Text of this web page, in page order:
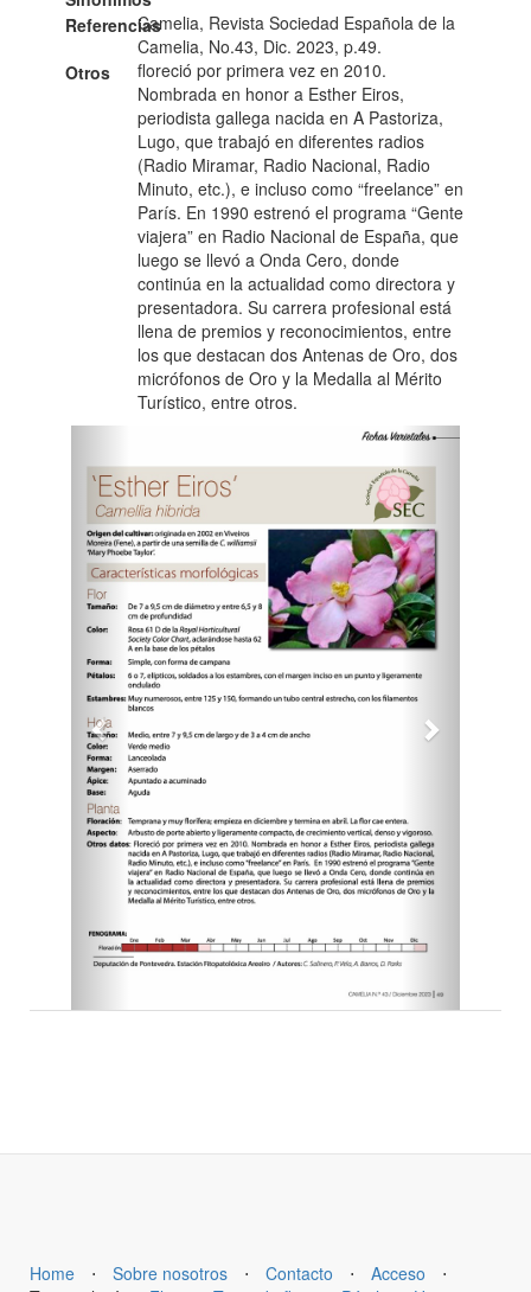
ReferenciasCamelia, Revista Sociedad Española de la
Camelia, No.43, Dic. 2023, p.49.
Otros
floreció por primera vez en 2010.
Nombrada en honor a Esther Eiros,
periodista gallega nacida en A Pastoriza,
Lugo, que trabajó en diferentes radios
(Radio Miramar, Radio Nacional, Radio
Minuto, etc.), e incluso como “freelance” en
París. En 1990 estrenó el programa “Gente
viajera” en Radio Nacional de España, que
luego se llevó a Onda Cero, donde
continúa en la actualidad como directora y
presentadora. Su carrera profesional está
llena de premios y reconocimientos, entre
los que destacan dos Antenas de Oro, dos
micrófonos de Oro y la Medalla al Mérito
Turístico, entre otros.
Home ⋅ Sobre nosotros ⋅ Contacto ⋅ Acceso
⋅